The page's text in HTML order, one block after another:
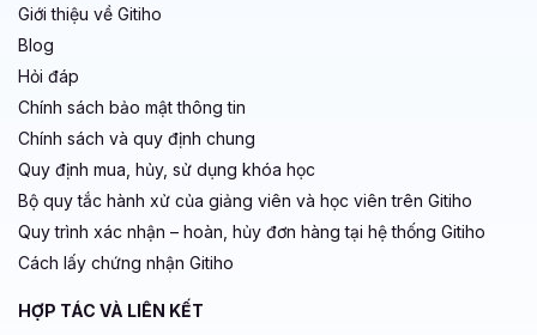
Giới thiệu về Gitiho
Blog
Hỏi đáp
Chính sách bảo mật thông tin
Chính sách và quy định chung
Quy định mua, hủy, sử dụng khóa học
Bộ quy tắc hành xử của giảng viên và học viên trên Gitiho
Quy trình xác nhận – hoàn, hủy đơn hàng tại hệ thống Gitiho
Cách lấy chứng nhận Gitiho
HỢP TÁC VÀ LIÊN KẾT